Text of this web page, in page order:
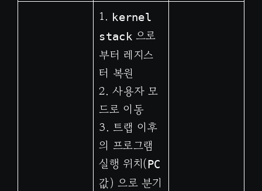
1. kernel
stack으로
부터 레지스
터 복원
2. 사용자 모
드로 이동
3. 트랩 이후
의 프로그램
실행 위치(PC
값) 으로 분기